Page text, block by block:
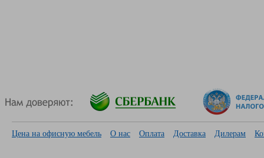
Цена на офисную мебель О нас Оплата Доставка Дилерам